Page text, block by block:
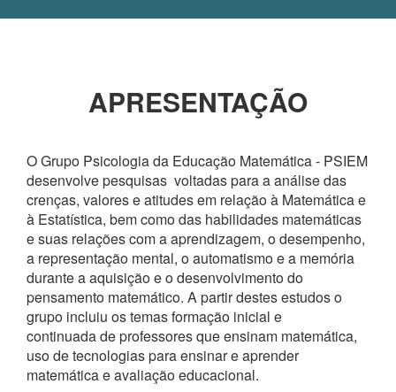
APRESENTAÇÃO
O Grupo Psicologia da Educação Matemática - PSIEM
desenvolve pesquisas voltadas para a análise das
crenças, valores e atitudes em relação à Matemática e
à Estatística, bem como das habilidades matemáticas
e suas relações com a aprendizagem, o desempenho,
a representação mental, o automatismo e a memória
durante a aquisição e o desenvolvimento do
pensamento matemático. A partir destes estudos o
grupo incluiu os temas formação inicial e
continuada de professores que ensinam matemática,
uso de tecnologias para ensinar e aprender
matemática e avaliação educacional.